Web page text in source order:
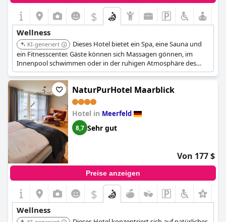
$
Wellness
KI-generiert
Dieses Hotel bietet ein Spa, eine Sauna und
ein Fitnesscenter. Gäste können sich Massagen gönnen, im
Innenpool schwimmen oder in der ruhigen Atmosphäre des
Wellnessbereichs entspannen. Die Vulkangarten Sauna ist im
Zimmerpreis inbegriffen und bietet therapeutische Massagen,
Schönheitsbehandlungen und eine Holzbadewanne für zwei
Personen.
NaturPurHotel Maarblick
Hotel in Meerfeld
8,7 Sehr gut
Von 177 $
Preise anzeigen
$
Wellness